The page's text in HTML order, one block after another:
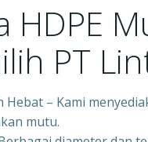
HDPE
PT
– Kami
mutu.